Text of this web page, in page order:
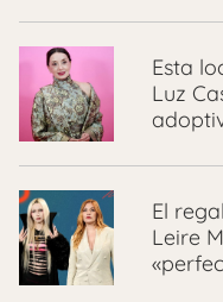
Esta
Luz
El
Leire